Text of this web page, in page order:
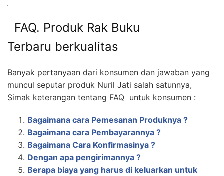
FAQ. Produk Rak Buku
Terbaru berkualitas
Banyak pertanyaan dari konsumen dan jawaban yang
muncul seputar produk Nuril Jati salah satunnya,
Simak keterangan tentang FAQ untuk konsumen :
Bagaimana cara Pemesanan Produknya ?
Bagaimana cara Pembayarannya ?
Bagaimana Cara Konfirmasinya ?
Dengan apa pengirimannya ?
Berapa biaya yang harus di keluarkan untuk